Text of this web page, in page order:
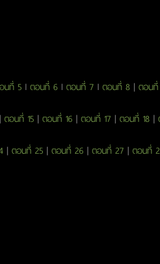
นที่ 5 l ตอนที่ 6 l ตอนที่ 7 l ตอนที่ 8 | ตอน
| ตอนที่ 15 | ตอนที่ 16 | ตอนที่ 17 | ตอนที่ 18 |
| ตอนที่ 25 | ตอนที่ 26 | ตอนที่ 27 | ตอนที่